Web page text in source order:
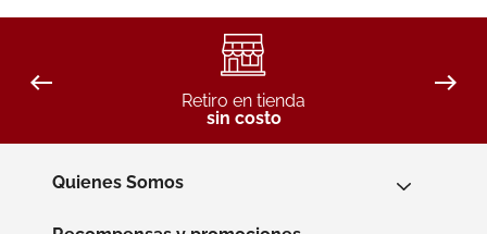
Retiro en tienda
sin costo
Quienes Somos